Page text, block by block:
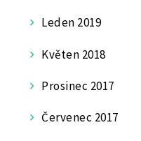
Leden 2019
Květen 2018
Prosinec 2017
Červenec 2017